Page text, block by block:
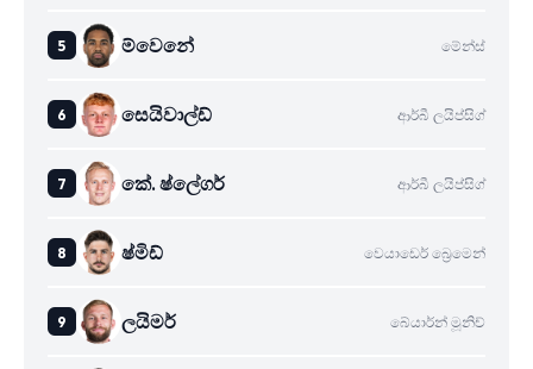
ම්වෙනේ මේන්ස්
සෙයිවාල්ඩ් ආර්බී ලයිප්සිග්
කේ. ෂ්ලේගර් ආර්බී ලයිප්සිග්
ෂ්මිඩ් වෙයාඩෙර් බ්‍රෙමෙන්
ලයිමර් බේයාර්න් මූනිච්